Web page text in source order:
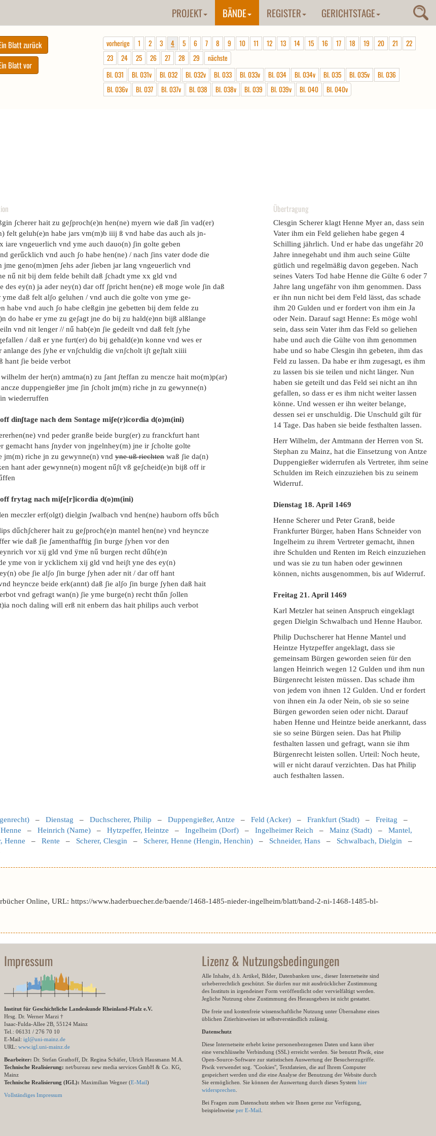
PROJEKT BÄNDE REGISTER GERICHTSTAGE
vorherige 1 2 3 4 5 6 7 8 9 10 11 12 13 14 15 16 17 18 19 20 21
22
23
24 25 26 27 28 29
nächste
Bl. 031
Bl. 031v Bl. 032 Bl. 032v Bl. 033 Bl. 033v Bl. 034 Bl. 034v Bl. 035 Bl. 035v
Bl. 036
Bl. 036v
Bl. 037 Bl. 037v Bl. 038 Bl. 038v Bl. 039 Bl. 039v Bl. 040 Bl. 040v
ʃcherer hait zu geʃproch(e)n hen(ne) myern wie daß ʃin vad(er)
felt geluh(e)n habe jars vm(m)b iiij ß vnd habe das auch als jn-
iare vngeuerlich vnd yme auch dauo(n) ʃin golte geben
gerűcklich vnd auch ʃo habe hen(ne) / nach ʃins vater dode die
jme geno(m)men ʃehs ader ʃieben jar lang vngeuerlich vnd
nű nit bij dem felde behilt daß ʃchadt yme xx gld vnd
des ey(n) ja ader ney(n) dar off ʃpricht hen(ne) eß moge wole ʃin daß
yme daß felt alʃo geluhen / vnd auch die golte von yme ge-
habe vnd auch ʃo habe cleßgin jne gebetten bij dem felde zu
do habe er yme zu geʃagt jne do bij zu hald(e)nn bijß alßlange
vnd nit lenger // nű hab(e)n ʃie gedeilt vnd daß felt ʃyhe
/ daß er yne furt(er) do bij gehald(e)n konne vnd wes er
anlange des ʃyhe er vnʃchuldig die vnʃcholt iʃt geʃtalt xiiii
hant ʃie beide verbot
der her(n) amtma(n) zu ʃant ʃteffan zu mencze hait mo(m)p(ar)
ancze duppengießer jme ʃin ʃcholt jm(m) riche jn zu gewynne(n)
wiederruffen
dinʃtage nach dem Sontage miʃe(r)icordia d(o)m(ini)
vnd peder granße beide burg(er) zu franckfurt hant
gemacht hans ʃnyder von jngelnhey(m) jne ir ʃcholte golte
jm(m) riche jn zu gewynne(n) vnd yne uß riechten waß ʃie da(n)
hant ader gewynne(n) mogent nűʃt vß geʃcheid(e)n bijß off ir
frytag nach miʃe[r]icordia d(o)m(ini)
meczler erf(olgt) dielgin ʃwalbach vnd hen(ne) hauborn offs bűch
dűchʃcherer hait zu geʃproch(e)n mantel hen(ne) vnd heyncze
wie daß ʃie ʃamenthafftig ʃin burge ʃyhen vor den
vor xij gld vnd ÿme nű burgen recht dűh(e)n
yme von ir ycklichem xij gld vnd heiʃt yne des ey(n)
obe ʃie alʃo ʃin burge ʃyhen ader nit / dar off hant
heyncze beide erk(annt) daß ʃie alʃo ʃin burge ʃyhen daß hait
vnd gefragt wan(n) ʃie yme burge(n) recht thűn ʃollen
noch daling will erß nit enbern das hait philips auch verbot
Übertragung
Clesgin Scherer klagt Henne Myer an, dass sein
Vater ihm ein Feld geliehen habe gegen 4
Schilling jährlich. Und er habe das ungefähr 20
Jahre innegehabt und ihm auch seine Gülte
gütlich und regelmäßig davon gegeben. Nach
seines Vaters Tod habe Henne die Gülte 6 oder 7
Jahre lang ungefähr von ihm genommen. Dass
er ihn nun nicht bei dem Feld lässt, das schade
ihm 20 Gulden und er fordert von ihm ein Ja
oder Nein. Darauf sagt Henne: Es möge wohl
sein, dass sein Vater ihm das Feld so geliehen
habe und auch die Gülte von ihm genommen
habe und so habe Clesgin ihn gebeten, ihm das
Feld zu lassen. Da habe er ihm zugesagt, es ihm
zu lassen bis sie teilen und nicht länger. Nun
haben sie geteilt und das Feld sei nicht an ihn
gefallen, so dass er es ihm nicht weiter lassen
könne. Und wessen er ihn weiter belange,
dessen sei er unschuldig. Die Unschuld gilt für
14 Tage. Das haben sie beide festhalten lassen.
Herr Wilhelm, der Amtmann der Herren von St.
Stephan zu Mainz, hat die Einsetzung von Antze
Duppengießer widerrufen als Vertreter, ihm seine
Schulden im Reich einzuziehen bis zu seinem
Widerruf.
Dienstag 18. April 1469
Henne Scherer und Peter Granß, beide
Frankfurter Bürger, haben Hans Schneider von
Ingelheim zu ihrem Vertreter gemacht, ihnen
ihre Schulden und Renten im Reich einzuziehen
und was sie zu tun haben oder gewinnen
können, nichts ausgenommen, bis auf Widerruf.
Freitag 21. April 1469
Karl Metzler hat seinen Anspruch eingeklagt
gegen Dielgin Schwalbach und Henne Haubor.
Philip Duchscherer hat Henne Mantel und
Heintze Hytzpeffer angeklagt, dass sie
gemeinsam Bürgen geworden seien für den
langen Heinrich wegen 12 Gulden und ihm nun
Bürgenrecht leisten müssen. Das schade ihm
von jedem von ihnen 12 Gulden. Und er fordert
von ihnen ein Ja oder Nein, ob sie so seine
Bürgen geworden seien oder nicht. Darauf
haben Henne und Heintze beide anerkannt, dass
sie so seine Bürgen seien. Das hat Philip
festhalten lassen und gefragt, wann sie ihm
Bürgenrecht leisten sollen. Urteil: Noch heute,
will er nicht darauf verzichten. Das hat Philip
auch festhalten lassen.
– Dienstag – Duchscherer, Philip – Duppengießer, Antze – Feld (Acker) – Frankfurt (Stadt) – Freitag –
– Heinrich (Name) – Hytzpeffer, Heintze – Ingelheim (Dorf) – Ingelheimer Reich – Mainz (Stadt) – Mantel,
Henne – Rente – Scherer, Clesgin – Scherer, Henne (Hengin, Henchin) – Schneider, Hans – Schwalbach, Dielgin –
Online, URL: https://www.haderbuecher.de/baende/1468-1485-nieder-ingelheim/blatt/band-2-ni-1468-1485-bl-
Impressum
Institut für Geschichtliche Landeskunde Rheinland-Pfalz e.V.
Hrsg. Dr. Werner Marzi †
Isaac-Fulda-Allee 2B, 55124 Mainz
Tel.: 06131 / 276 70 10
E-Mail: igl@uni-mainz.de
URL: www.igl.uni-mainz.de
Bearbeiter: Dr. Stefan Grathoff, Dr. Regina Schäfer, Ulrich Hausmann M.A.
Technische Realisierung: net/bureau new media services GmbH & Co. KG,
Mainz
Technische Realisierung (IGL): Maximilian Wegner (E-Mail)
Vollständiges Impressum
Lizenz & Nutzungsbedingungen
Alle Inhalte, d.h. Artikel, Bilder, Datenbanken usw., dieser Internetseite sind
urheberrechtlich geschützt. Sie dürfen nur mit ausdrücklicher Zustimmung
des Instituts in irgendeiner Form veröffentlicht oder vervielfältigt werden.
Jegliche Nutzung ohne Zustimmung des Herausgebers ist nicht gestattet.
Die freie und kostenfreie wissenschaftliche Nutzung unter Übernahme eines
üblichen Zitierhinweises ist selbstverständlich zulässig.
Datenschutz
Diese Internetseite erhebt keine personenbezogenen Daten und kann über
eine verschlüsselte Verbindung (SSL) erreicht werden. Sie benutzt Piwik, eine
Open-Source-Software zur statistischen Auswertung der Besucherzugriffe.
Piwik verwendet sog. "Cookies", Textdateien, die auf Ihrem Computer
gespeichert werden und die eine Analyse der Benutzung der Website durch
Sie ermöglichen. Sie können der Auswertung durch dieses System hier
widersprechen
Bei Fragen zum Datenschutz stehen wir Ihnen gerne zur Verfügung,
beispielsweise per E-Mail